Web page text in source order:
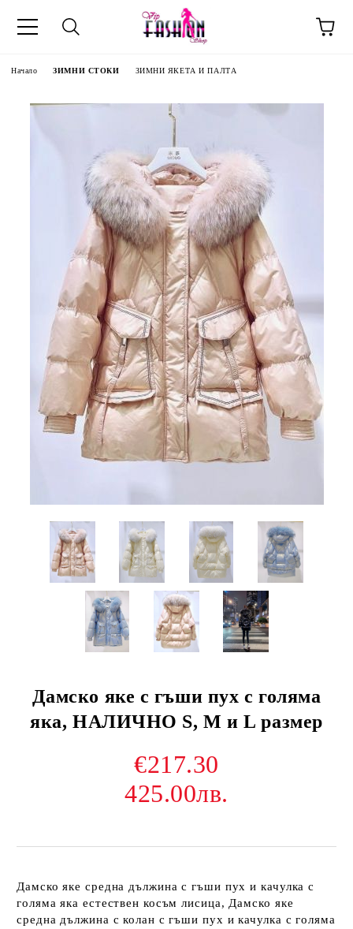
Начало ЗИМНИ СТОКИ ЗИМНИ ЯКЕТА И ПАЛТА
Дамско яке с гъши пух с голяма
яка, НАЛИЧНО S, М и L размер
€217.30
425.00лв.
Дамско яке средна дължина с гъши пух и качулка с
голяма яка естествен косъм лисица, Дамско яке
средна дължина с колан с гъши пух и качулка с голяма